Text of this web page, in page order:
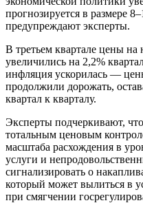
прогнозируется в размере
предупреждают эксперты.
В третьем квартале цены
увеличились на 2,2%
инфляция ускорилась —
продолжили дорожать,
квартал к кварталу.
Эксперты подчеркивают,
тотальным ценовым
масштаба расхождения в
услуги и
сигнализировать о
который может вылиться в
при смягчении